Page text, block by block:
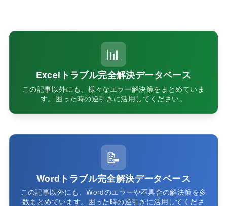
📊
Excelトラブル完全解決データベース
この記事以外にも、様々なエラー解決策をまとめていま
す。困った時の逆引きに活用してください。
📝
Wordトラブル完全解決データベース
この記事以外にも、Wordのエラーや不具合の解決策を多
数まとめています。困った時の逆引きに活用してくださ